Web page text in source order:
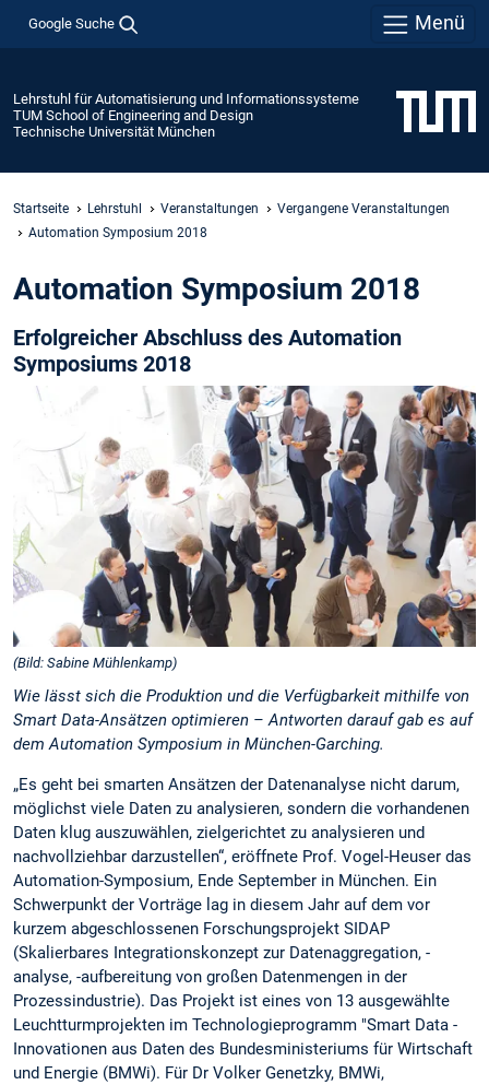
Google Suche Menü
Lehrstuhl für Automatisierung und Informationssysteme
TUM School of Engineering and Design
Technische Universität München
Startseite Lehrstuhl Veranstaltungen
Vergangene Veranstaltungen
Automation Symposium 2018
Automation Symposium 2018
Erfolgreicher Abschluss des Automation
Symposiums 2018
(Bild: Sabine Mühlenkamp)
Wie lässt sich die Produktion und die Verfügbarkeit mithilfe von
Smart Data-Ansätzen optimieren – Antworten darauf gab es auf
dem Automation Symposium in München-Garching.
„Es geht bei smarten Ansätzen der Datenanalyse nicht darum,
möglichst viele Daten zu analysieren, sondern die vorhandenen
Daten klug auszuwählen, zielgerichtet zu analysieren und
nachvollziehbar darzustellen“, eröffnete Prof. Vogel-Heuser das
Automation-Symposium, Ende September in München. Ein
Schwerpunkt der Vorträge lag in diesem Jahr auf dem vor
kurzem abgeschlossenen Forschungsprojekt SIDAP
(Skalierbares Integrationskonzept zur Datenaggregation, -
analyse, -aufbereitung von großen Datenmengen in der
Prozessindustrie). Das Projekt ist eines von 13 ausgewählte
Leuchtturmprojekten im Technologieprogramm "Smart Data -
Innovationen aus Daten des Bundesministeriums für Wirtschaft
und Energie (BMWi). Für Dr Volker Genetzky, BMWi,